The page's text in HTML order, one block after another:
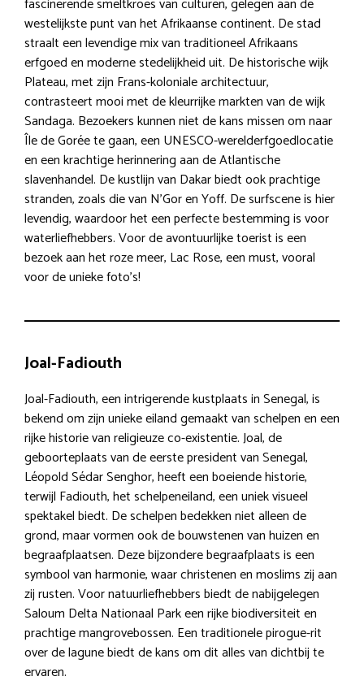
fascinerende smeltkroes van culturen, gelegen aan de
westelijkste punt van het Afrikaanse continent. De stad
straalt een levendige mix van traditioneel Afrikaans
erfgoed en moderne stedelijkheid uit. De historische wijk
Plateau, met zijn Frans-koloniale architectuur,
contrasteert mooi met de kleurrijke markten van de wijk
Sandaga. Bezoekers kunnen niet de kans missen om naar
Île de Gorée te gaan, een UNESCO-werelderfgoedlocatie
en een krachtige herinnering aan de Atlantische
slavenhandel. De kustlijn van Dakar biedt ook prachtige
stranden, zoals die van N’Gor en Yoff. De surfscene is hier
levendig, waardoor het een perfecte bestemming is voor
waterliefhebbers. Voor de avontuurlijke toerist is een
bezoek aan het roze meer, Lac Rose, een must, vooral
voor de unieke foto’s!
Joal-Fadiouth
Joal-Fadiouth, een intrigerende kustplaats in Senegal, is
bekend om zijn unieke eiland gemaakt van schelpen en een
rijke historie van religieuze co-existentie. Joal, de
geboorteplaats van de eerste president van Senegal,
Léopold Sédar Senghor, heeft een boeiende historie,
terwijl Fadiouth, het schelpeneiland, een uniek visueel
spektakel biedt. De schelpen bedekken niet alleen de
grond, maar vormen ook de bouwstenen van huizen en
begraafplaatsen. Deze bijzondere begraafplaats is een
symbool van harmonie, waar christenen en moslims zij aan
zij rusten. Voor natuurliefhebbers biedt de nabijgelegen
Saloum Delta Nationaal Park een rijke biodiversiteit en
prachtige mangrovebossen. Een traditionele pirogue-rit
over de lagune biedt de kans om dit alles van dichtbij te
ervaren.